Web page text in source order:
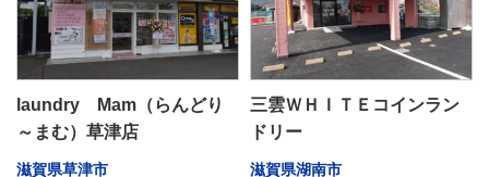
laundry Mam（らんどり
～まむ）草津店
滋賀県草津市
三雲ＷＨＩＴＥコインラン
ドリー
滋賀県湖南市